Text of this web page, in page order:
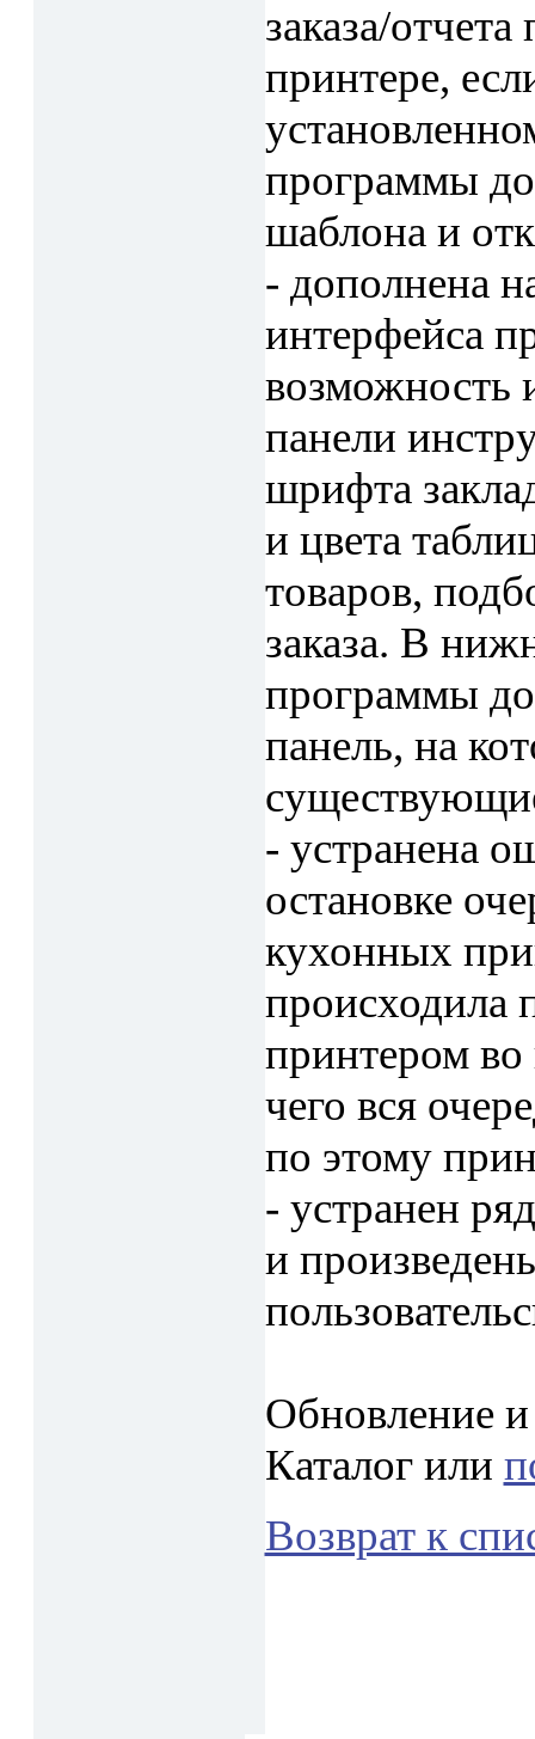
заказа/
принтере,
программы
шаблона и
- дополнена
интерфейса
возможность
панели
шрифта
и цвета
товаров,
заказа. В
программы
панель, на
- устранена
остановке
кухонных
происходила
принтером во
чего вся
по этому
- устранен
и
Обновление и
Каталог или
Возврат к